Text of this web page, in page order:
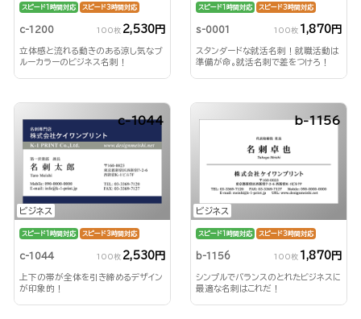
スピード1時間対応 スピード3時間対応
c-1200 100枚 2,530円
立体感と流れる動きのある涼し気なブ
ルーカラーのビジネス名刺！
スピード1時間対応 スピード3時間対応
s-0001 100枚 1,870円
スタンダードな就活名刺！就職活動は
準備が命。就活名刺で差をつけろ！
ビジネス
c-1044
スピード1時間対応 スピード3時間対応
c-1044 100枚 2,530円
上下の帯が全体を引き締めるデザイン
が印象的！
ビジネス
b-1156
スピード1時間対応 スピード3時間対応
b-1156 100枚 1,870円
シンプルでバランスのとれたビジネスに
最適な名刺はこれだ！